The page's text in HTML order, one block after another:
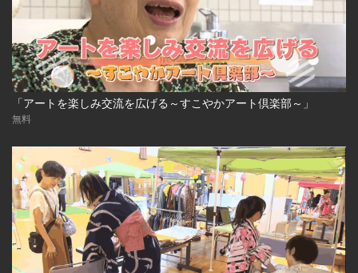
「アートを楽しみ交流を広げる～すこやかアート倶楽部～」
無料